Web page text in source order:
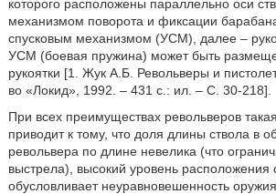
которого расположены параллельно оси
механизмом поворота и фиксации
спусковым механизмом (УСМ), далее –
УСМ (боевая пружина) может быть
рукоятки [1. Жук А.Б. Револьверы и
во «Локид», 1992. – 431 с.: ил. – С. 30-218].
При всех преимуществах револьверов
приводит к тому, что доля длины ствола в
револьвера по длине невелика (что
выстрела), высокий уровень расположения
обусловливает неуравновешенность